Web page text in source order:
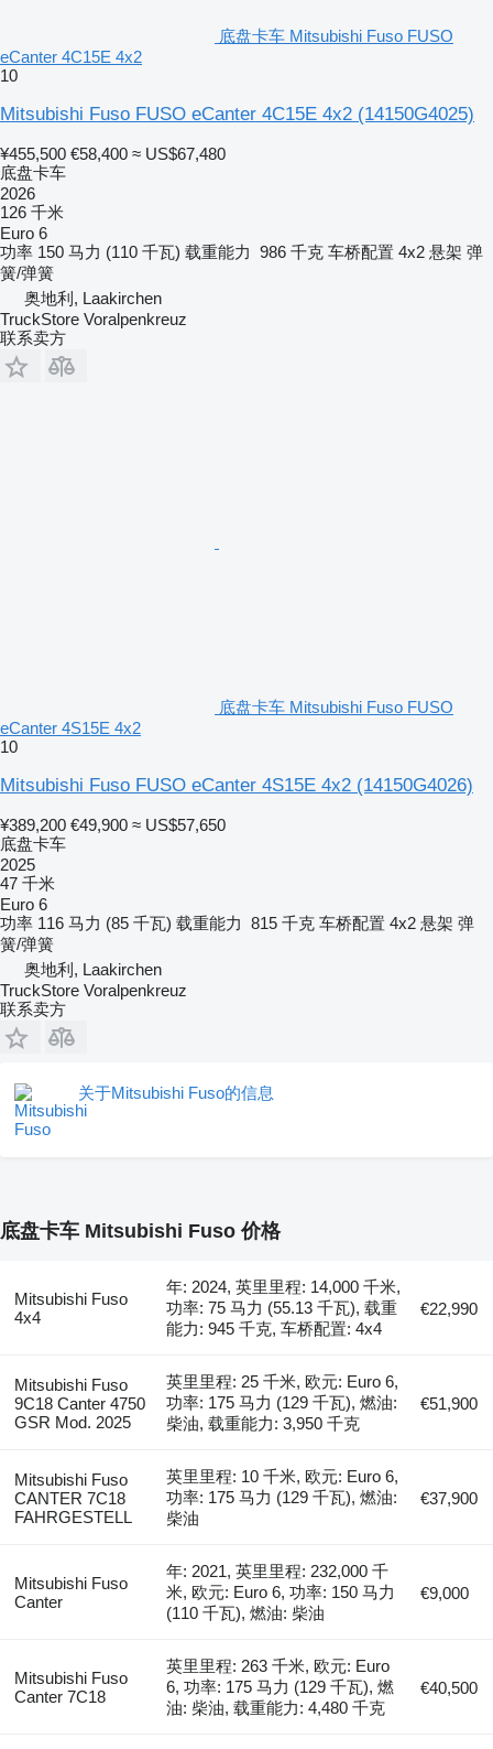
底盘卡车 Mitsubishi Fuso FUSO
eCanter 4C15E 4x2
10
Mitsubishi Fuso FUSO eCanter 4C15E 4x2 (14150G4025)
¥455,500 €58,400 ≈ US$67,480
底盘卡车
2026
126 千米
Euro 6
功率 150 马力 (110 千瓦) 载重能力 986 千克 车桥配置 4x2 悬架 弹
簧/弹簧
奥地利, Laakirchen
TruckStore Voralpenkreuz
联系卖方
底盘卡车 Mitsubishi Fuso FUSO
eCanter 4S15E 4x2
10
Mitsubishi Fuso FUSO eCanter 4S15E 4x2 (14150G4026)
¥389,200 €49,900 ≈ US$57,650
底盘卡车
2025
47 千米
Euro 6
功率 116 马力 (85 千瓦) 载重能力 815 千克 车桥配置 4x2 悬架 弹
簧/弹簧
奥地利, Laakirchen
TruckStore Voralpenkreuz
联系卖方
关于Mitsubishi Fuso的信息
底盘卡车 Mitsubishi Fuso 价格
Mitsubishi Fuso
4x4
年: 2024, 英里里程: 14,000 千米,
功率: 75 马力 (55.13 千瓦), 载重
能力: 945 千克, 车桥配置: 4x4
€22,990
Mitsubishi Fuso
9C18 Canter 4750
GSR Mod. 2025
英里里程: 25 千米, 欧元: Euro 6,
功率: 175 马力 (129 千瓦), 燃油:
柴油, 载重能力: 3,950 千克
€51,900
Mitsubishi Fuso
CANTER 7C18
FAHRGESTELL
英里里程: 10 千米, 欧元: Euro 6,
功率: 175 马力 (129 千瓦), 燃油:
柴油
€37,900
Mitsubishi Fuso
Canter
年: 2021, 英里里程: 232,000 千
米, 欧元: Euro 6, 功率: 150 马力
(110 千瓦), 燃油: 柴油
€9,000
Mitsubishi Fuso
Canter 7C18
英里里程: 263 千米, 欧元: Euro
6, 功率: 175 马力 (129 千瓦), 燃
油: 柴油, 载重能力: 4,480 千克
€40,500